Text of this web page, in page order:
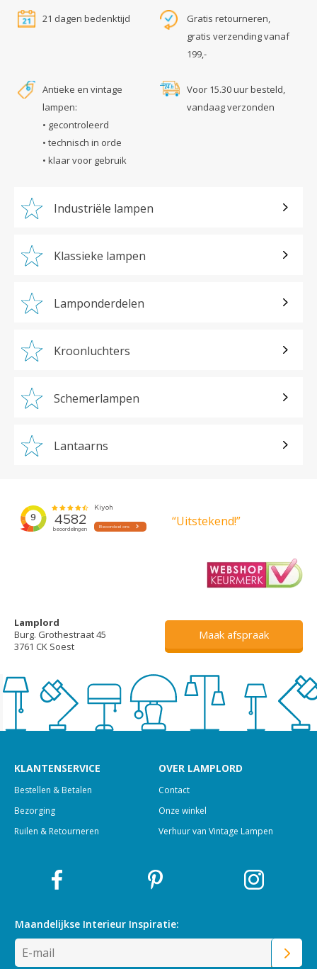
21 dagen bedenktijd
Gratis retourneren,
gratis verzending vanaf
199,-
Antieke en vintage
lampen:
• gecontroleerd
• technisch in orde
• klaar voor gebruik
Voor 15.30 uur besteld,
vandaag verzonden
Industriële lampen
Klassieke lampen
Lamponderdelen
Kroonluchters
Schemerlampen
Lantaarns
“Uitstekend!”
Lamplord
Burg. Grothestraat 45
3761 CK Soest
Maak afspraak
KLANTENSERVICE
Bestellen & Betalen
Bezorging
Ruilen & Retourneren
OVER LAMPLORD
Contact
Onze winkel
Verhuur van Vintage Lampen
Maandelijkse Interieur Inspiratie: